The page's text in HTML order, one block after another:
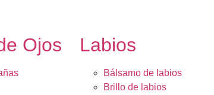
Ojos Labios
Bálsamo de labios
Brillo de labios